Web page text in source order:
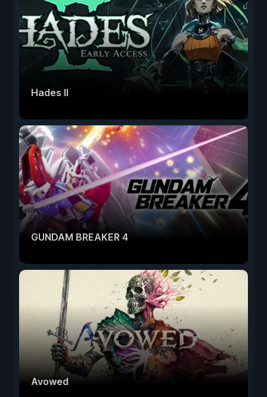
Hades II
GUNDAM BREAKER 4
Avowed